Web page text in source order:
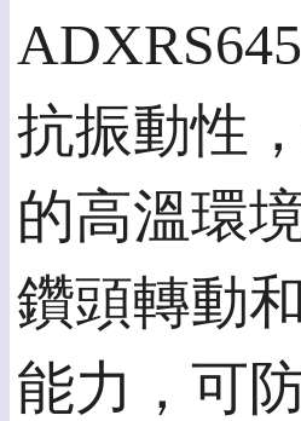
抗振動性
的高溫環
鑽頭轉動
能力，可